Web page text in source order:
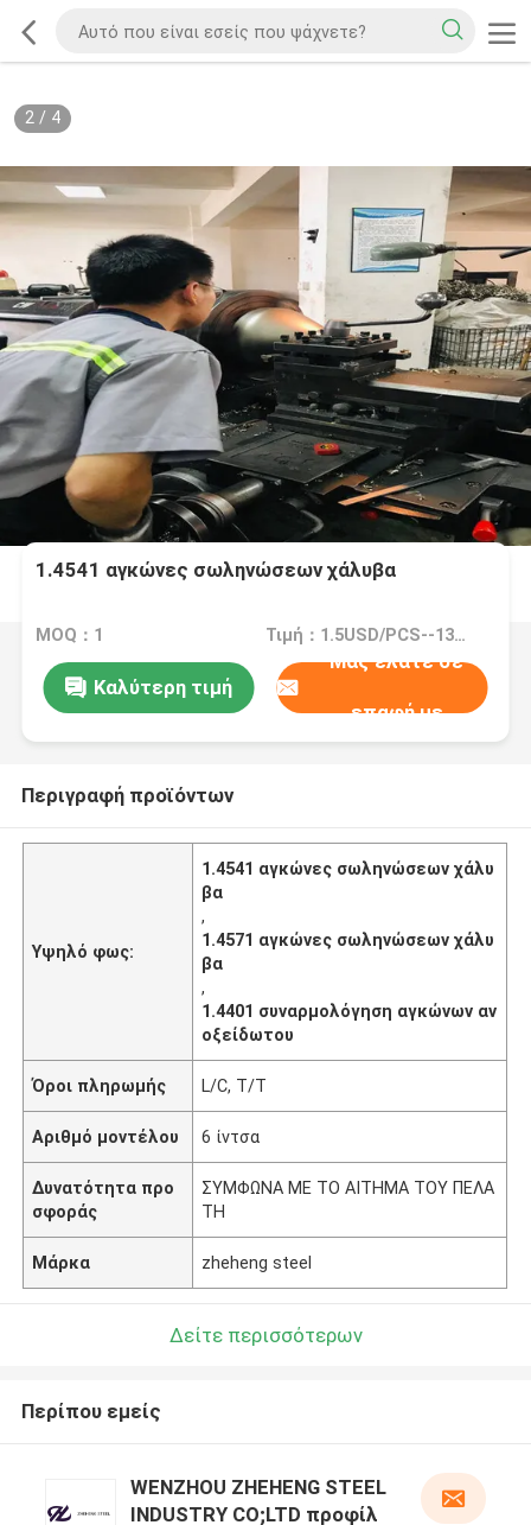
2/ 4
1.4541 αγκώνες σωληνώσεων χάλυβα
MOQ：1 Τιμή：1.5USD/PCS--13528/PCS
Καλύτερη τιμή
Μας ελάτε σε
επαφή με
Περιγραφή προϊόντων
Υψηλό φως:
1.4541 αγκώνες σωληνώσεων χάλυ
βα
,
1.4571 αγκώνες σωληνώσεων χάλυ
βα
,
1.4401 συναρμολόγηση αγκώνων αν
οξείδωτου
Όροι πληρωμής L/C, T/T
Αριθμό μοντέλου 6 ίντσα
Δυνατότητα προ
σφοράς
ΣΥΜΦΩΝΑ ΜΕ ΤΟ ΑΙΤΗΜΑ ΤΟΥ ΠΕΛΑ
ΤΗ
Μάρκα zheheng steel
Δείτε περισσότερων
Περίπου εμείς
WENZHOU ZHEHENG STEEL
INDUSTRY CO;LTD προφίλ